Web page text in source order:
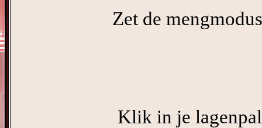
Zet de
Klik in je